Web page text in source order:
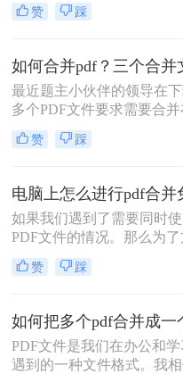
合并成一个的情况，无论是
将详细介绍如何合并两个
赞 踩
最近题主小伙伴的领导在
多个PDF文件要求需要合
紧回复，这我的小伙伴可堵
但是还是要先解决当前的任
查询的PDF合并方法，下面
了解一下如何合并pdf​吧。
赞 踩
如果我们遇到了需要同时
PDF文件的情况。那么为
用，我们可以将多个PDF文
一个。接下来小编就教大家
赞 踩
PDF文件是我们在办公和
遇到的一种文件格式。我